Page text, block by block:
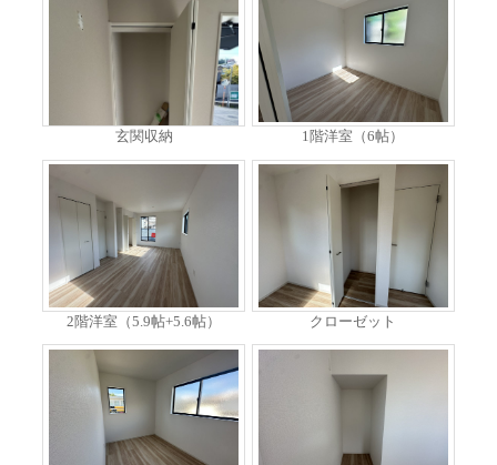
玄関収納 1階洋室（6帖）
2階洋室（5.9帖+5.6帖） クローゼット